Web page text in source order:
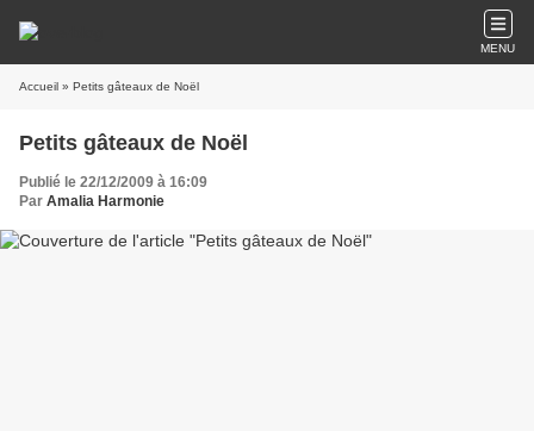
MENU
Accueil » Petits gâteaux de Noël
Petits gâteaux de Noël
Publié le 22/12/2009 à 16:09
Par Amalia Harmonie